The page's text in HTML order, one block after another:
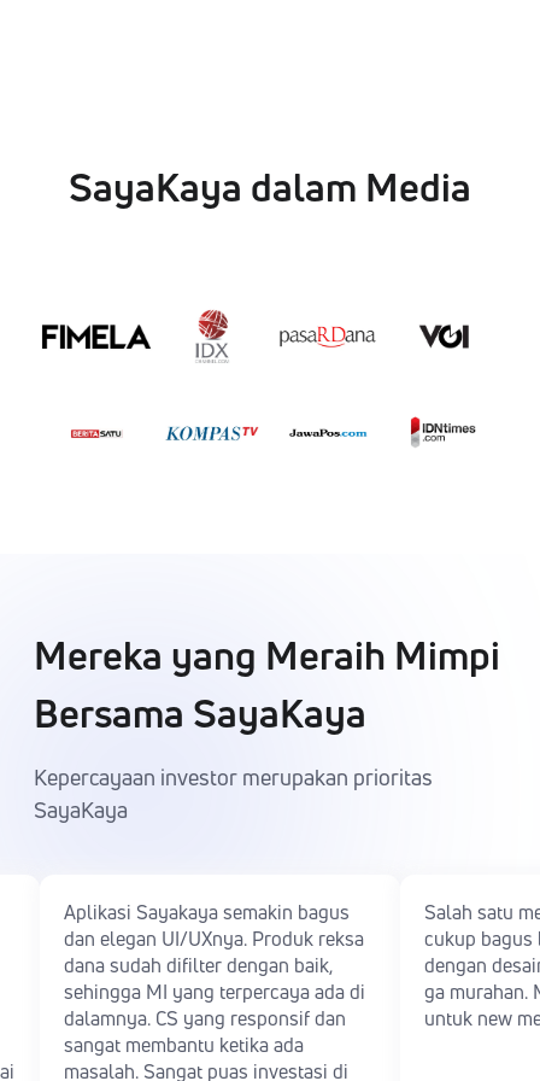
SayaKaya dalam Media
Mereka yang Meraih Mimpi
Bersama SayaKaya
Kepercayaan investor merupakan prioritas
SayaKaya
App SayaKaya sangat
mempermudah investor awam
seperti saya untuk mengetahui
secara langsung tujuan investasi
dan sangat dipermudah untuk
memilih produk investasi reksa dana
sesuai dengan return yg terbaik.
Aplikasinya
informasi
Dana
Selain itu,
dilengkapi